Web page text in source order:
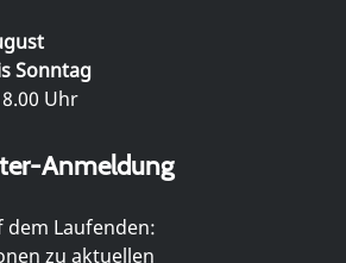
Sonntag
Uhr
Anmeldung
Laufenden:
zu aktuellen